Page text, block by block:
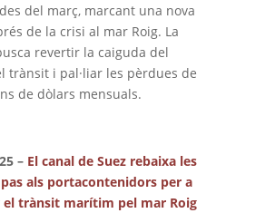
del març, marcant una nova
de la crisi al mar Roig. La
revertir la caiguda del
trànsit i pal·liar les pèrdues de
de dòlars mensuals.
– El canal de Suez rebaixa les
als portacontenidors per a
el trànsit marítim pel mar Roig